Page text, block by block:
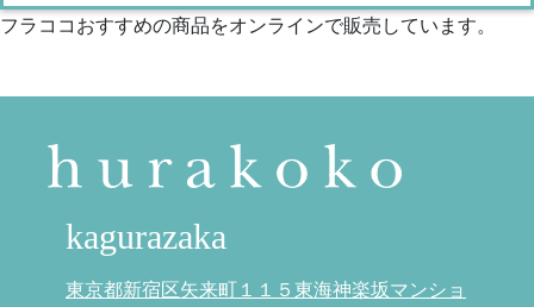
フラココおすすめの商品をオンラインで販売しています。
kagurazaka
東京都新宿区矢来町１１５東海神楽坂マンショ